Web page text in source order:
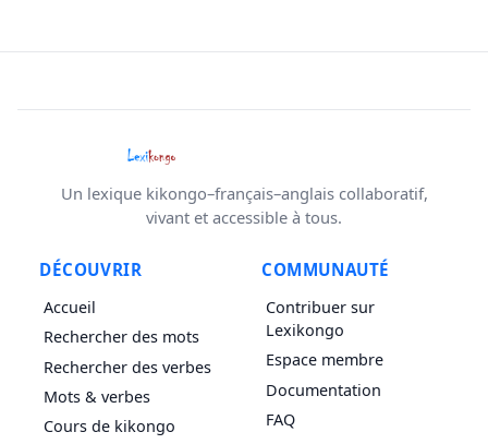
Un lexique kikongo–français–anglais collaboratif,
vivant et accessible à tous.
DÉCOUVRIR
Accueil
Rechercher des mots
Rechercher des verbes
Mots & verbes
Cours de kikongo
COMMUNAUTÉ
Contribuer sur
Lexikongo
Espace membre
Documentation
FAQ